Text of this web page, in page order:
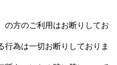
の方のご利用はお断りしてお
行為は一切お断りしておりま